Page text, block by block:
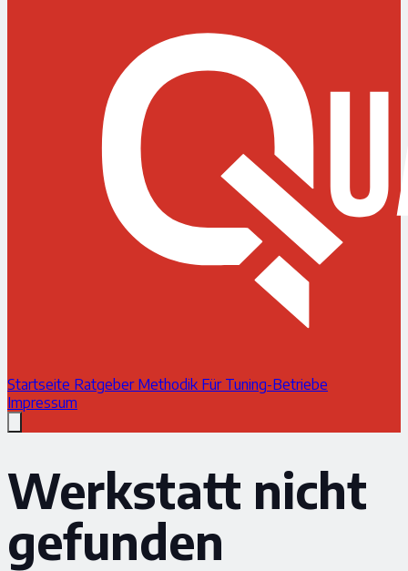
Startseite Ratgeber Methodik Für Tuning-Betriebe
Impressum
Werkstatt nicht
gefunden